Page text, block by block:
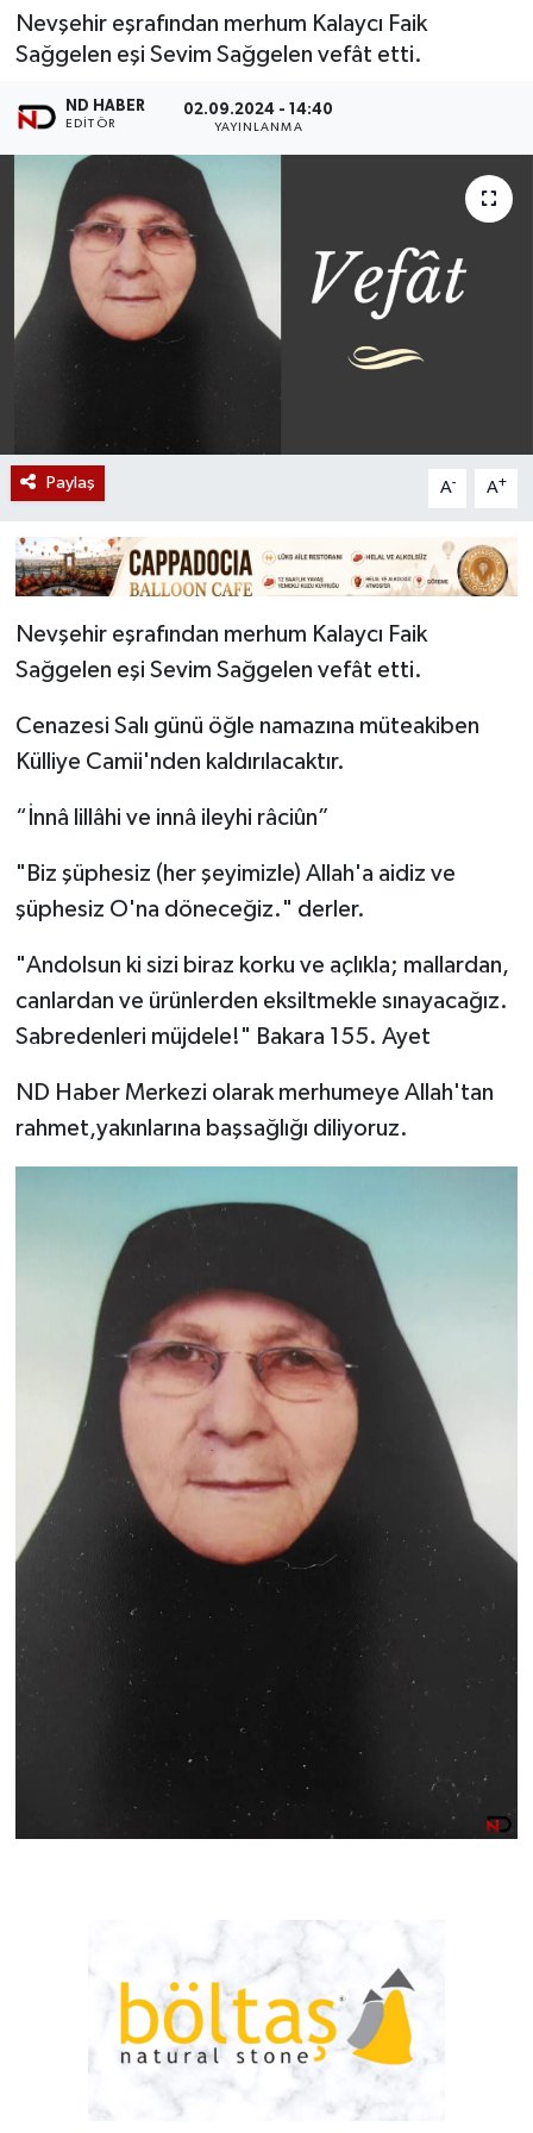
Nevşehir eşrafından merhum Kalaycı Faik
Sağgelen eşi Sevim Sağgelen vefât etti.
ND HABER
EDITÖR
02.09.2024 - 14:40
YAYINLANMA
Paylaş A- A+
Nevşehir eşrafından merhum Kalaycı Faik
Sağgelen eşi Sevim Sağgelen vefât etti.
Cenazesi Salı günü öğle namazına müteakiben
Külliye Camii'nden kaldırılacaktır.
“İnnâ lillâhi ve innâ ileyhi râciûn”
"Biz şüphesiz (her şeyimizle) Allah'a aidiz ve
şüphesiz O'na döneceğiz." derler.
"Andolsun ki sizi biraz korku ve açlıkla; mallardan,
canlardan ve ürünlerden eksiltmekle sınayacağız.
Sabredenleri müjdele!" Bakara 155. Ayet
ND Haber Merkezi olarak merhumeye Allah'tan
rahmet,yakınlarına başsağlığı diliyoruz.